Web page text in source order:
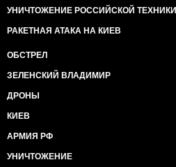
УНИЧТОЖЕНИЕ РОССИЙСКОЙ ТЕХНИКИ
РАКЕТНАЯ АТАКА НА КИЕВ
ОБСТРЕЛ
ЗЕЛЕНСКИЙ ВЛАДИМИР
ДРОНЫ
КИЕВ
АРМИЯ РФ
УНИЧТОЖЕНИЕ